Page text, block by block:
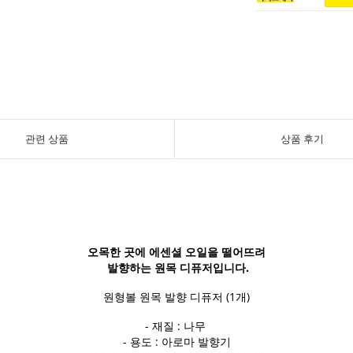
관련 상품 상품 후기
오목한 곳에 에센셜 오일을 떨어뜨려
발향하는 원목 디퓨저입니다.
원형볼 원목 발향 디퓨저 (1개)
- 재질 : 나무
- 용도 : 아로마 발향기